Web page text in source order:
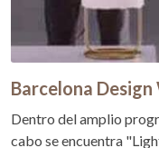
Barcelona Design
Dentro del amplio
cabo se encuentra